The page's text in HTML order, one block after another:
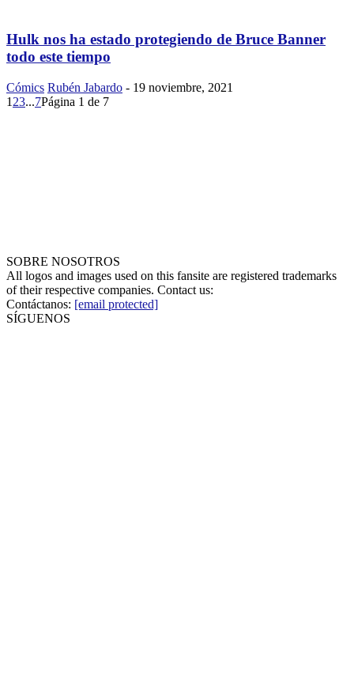
Hulk nos ha estado protegiendo de Bruce Banner
todo este tiempo
Cómics Rubén Jabardo - 19 noviembre, 2021
1 23...7Página 1 de 7
SOBRE NOSOTROS
All logos and images used on this fansite are registered trademarks
of their respective companies. Contact us:
Contáctanos: [email protected]
SÍGUENOS